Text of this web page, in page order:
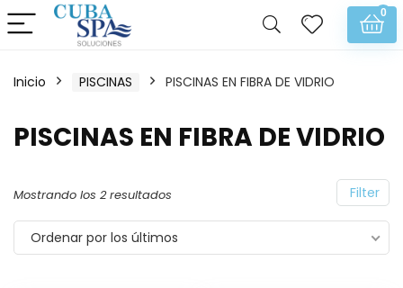
0
Inicio PISCINAS PISCINAS EN FIBRA DE VIDRIO
PISCINAS EN FIBRA DE VIDRIO
Filter
Mostrando los 2 resultados
Ordenar por los últimos